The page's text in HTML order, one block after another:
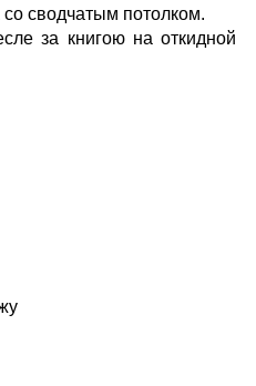
со сводчатым потолком.
за книгою на откидной